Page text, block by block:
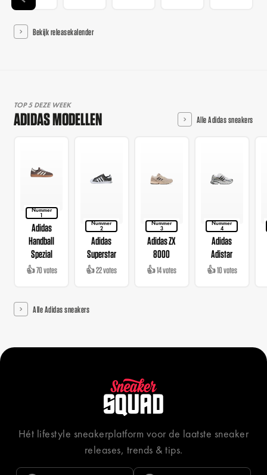
Bekijk releasekalender
TOP 5 DEZE WEEK
ADIDAS MODELLEN Alle Adidas sneakers
Nummer
1
Adidas
Handball
Spezial
👍 70 votes
Nummer
2
Adidas
Superstar
👍 22 votes
Nummer
3
Adidas ZX
8000
👍 14 votes
Nummer
4
Adidas
Adistar
👍 10 votes
Alle Adidas sneakers
Hét lifestyle sneakerplatform voor de laatste sneaker
releases, trends & tips.